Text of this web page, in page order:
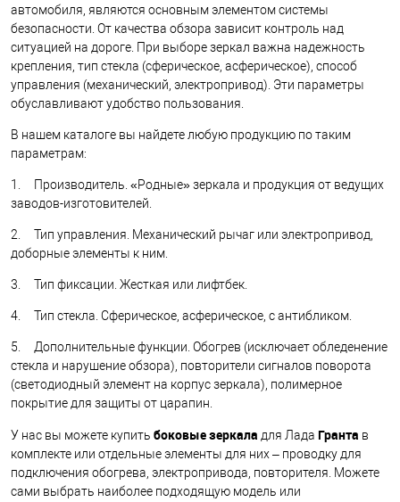
автомобиля, являются основным элементом системы
безопасности. От качества обзора зависит контроль над
ситуацией на дороге. При выборе зеркал важна надежность
крепления, тип стекла (сферическое, асферическое), способ
управления (механический, электропривод). Эти параметры
обуславливают удобство пользования.
В нашем каталоге вы найдете любую продукцию по таким
параметрам:
1. Производитель. «Родные» зеркала и продукция от ведущих
заводов-изготовителей.
2. Тип управления. Механический рычаг или электропривод,
доборные элементы к ним.
3. Тип фиксации. Жесткая или лифтбек.
4. Тип стекла. Сферическое, асферическое, с антибликом.
5. Дополнительные функции. Обогрев (исключает обледенение
стекла и нарушение обзора), повторители сигналов поворота
(светодиодный элемент на корпус зеркала), полимерное
покрытие для защиты от царапин.
У нас вы можете купить боковые зеркала для Лада Гранта в
комплекте или отдельные элементы для них – проводку для
подключения обогрева, электропривода, повторителя. Можете
сами выбрать наиболее подходящую модель или